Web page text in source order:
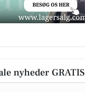
nyheder GRATIS